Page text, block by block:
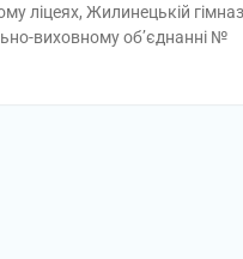
ліцеях, Жилинецькій
виховному об’єднанні №